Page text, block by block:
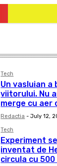
Tech
Un vasluian
viitorului. Nu
merge cu aer
Redactia - July 12,
Tech
Experiment
inventat de
circula cu